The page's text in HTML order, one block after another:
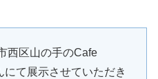
西区山の手のCafe
て展示させていただき